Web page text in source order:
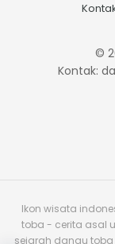
©
Kontak:
Ikon wisata
toba - cerita asal
sejarah danau